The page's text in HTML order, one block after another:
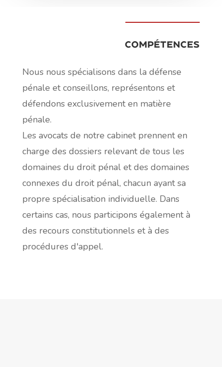
COMPÉTENCES
Nous nous spécialisons dans la défense
pénale et conseillons, représentons et
défendons exclusivement en matière
pénale.
Les avocats de notre cabinet prennent en
charge des dossiers relevant de tous les
domaines du droit pénal et des domaines
connexes du droit pénal, chacun ayant sa
propre spécialisation individuelle. Dans
certains cas, nous participons également à
des recours constitutionnels et à des
procédures d'appel.